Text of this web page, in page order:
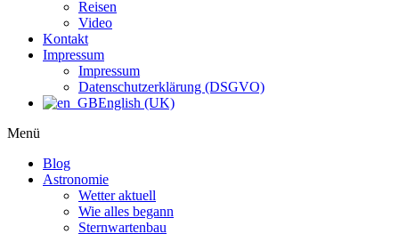
Reisen
Video
Kontakt
Impressum
Impressum
Datenschutzerklärung (DSGVO)
English (UK)
Menü
Blog
Astronomie
Wetter aktuell
Wie alles begann
Sternwartenbau